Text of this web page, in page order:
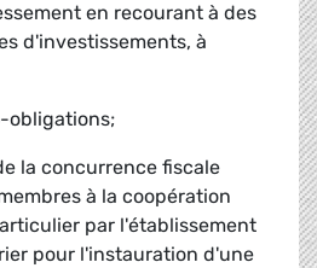
en recourant à des
d'investissements, à
obligations;
la concurrence fiscale
à la coopération
par l'établissement
pour l'instauration d'une